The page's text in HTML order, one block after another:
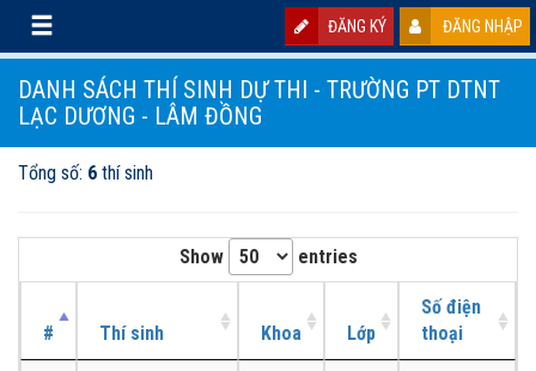
ĐĂNG KÝ ĐĂNG NHẬP
DANH SÁCH THÍ SINH DỰ THI - TRƯỜNG PT DTNT
LẠC DƯƠNG - LÂM ĐỒNG
Tổng số: 6 thí sinh
Show entries
# Thí sinh Khoa Lớp
Số điện
thoại